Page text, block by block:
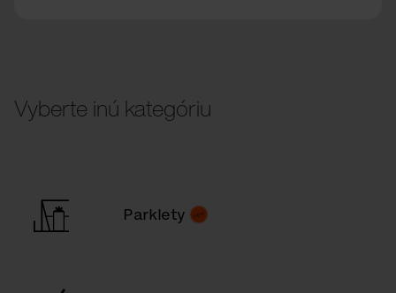
Vyberte inú kategóriu
Parklety